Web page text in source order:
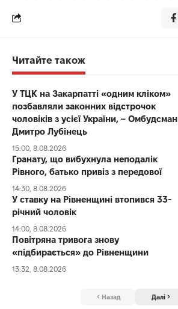
Читайте також
У ТЦК на Закарпатті «одним кліком»
позбавляли законних відстрочок
чоловіків з усієї України, – Омбудсман
Дмитро Лубінець
15:00, 8.08.2026
Гранату, що вибухнула неподалік
Рівного, батько привіз з передової
14:30, 8.08.2026
У ставку на Рівненщині втопився 33-
річний чоловік
14:00, 8.08.2026
Повітряна тривога знову
«підбирається» до Рівненщини
13:32, 8.08.2026
Назад Далі